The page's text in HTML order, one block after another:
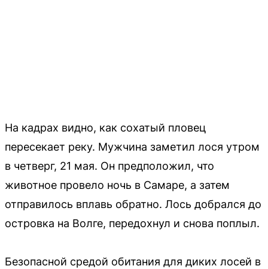
На кадрах видно, как сохатый пловец
пересекает реку. Мужчина заметил лося утром
в четверг, 21 мая. Он предположил, что
животное провело ночь в Самаре, а затем
отправилось вплавь обратно. Лось добрался до
островка на Волге, передохнул и снова поплыл.
Безопасной средой обитания для диких лосей в